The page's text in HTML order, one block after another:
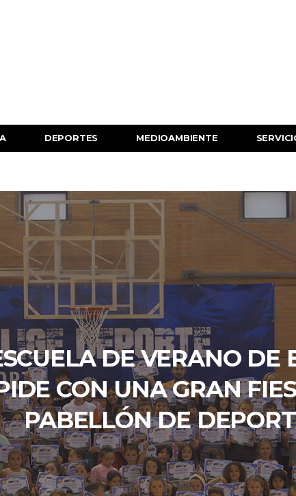
DEPORTES MEDIOAMBIENTE
DE VERANO DE
CON UNA GRAN
PABELLÓN DE